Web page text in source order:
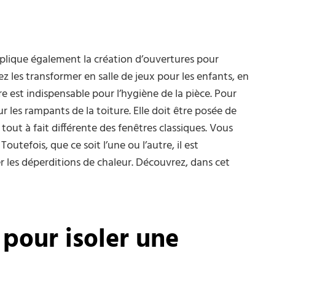
également la création d’ouvertures pour
les transformer en salle de jeux pour les enfants, en
indispensable pour l’hygiène de la pièce. Pour
les rampants de la toiture. Elle doit être posée de
à fait différente des fenêtres classiques. Vous
que ce soit l’une ou l’autre, il est
déperditions de chaleur. Découvrez, dans cet
isoler une